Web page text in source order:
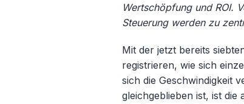
Wertschöpfung und ROI.
Steuerung werden zu
Mit der jetzt bereits
registrieren, wie sich
sich die Geschwindigkeit
gleichgeblieben ist, ist die